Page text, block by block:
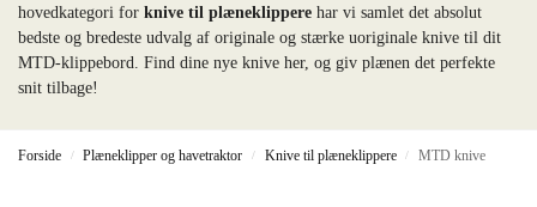
hovedkategori for knive til plæneklippere har vi samlet det absolut
bedste og bredeste udvalg af originale og stærke uoriginale knive til dit
MTD-klippebord. Find dine nye knive her, og giv plænen det perfekte
snit tilbage!
Forside / Plæneklipper og havetraktor / Knive til plæneklippere / MTD knive